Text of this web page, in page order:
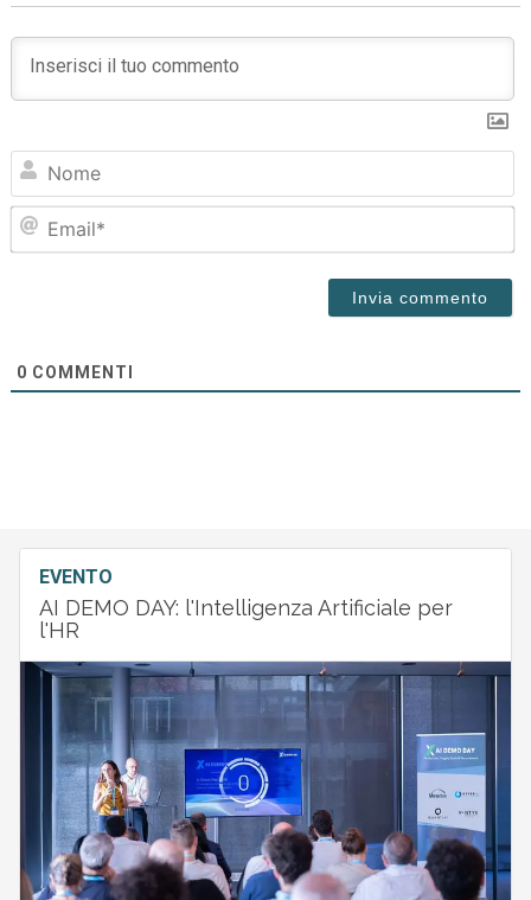
0 COMMENTI
EVENTO
AI DEMO DAY: l'Intelligenza Artificiale per
l'HR